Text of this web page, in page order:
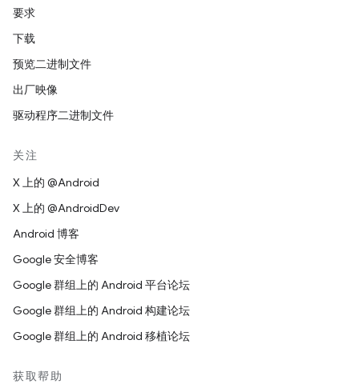
要求
下载
预览二进制文件
出厂映像
驱动程序二进制文件
关注
X 上的 @Android
X 上的 @AndroidDev
Android 博客
Google 安全博客
Google 群组上的 Android 平台论坛
Google 群组上的 Android 构建论坛
Google 群组上的 Android 移植论坛
获取帮助